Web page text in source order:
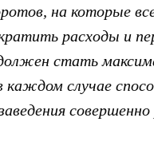
на которые
расходы и
стать
случае